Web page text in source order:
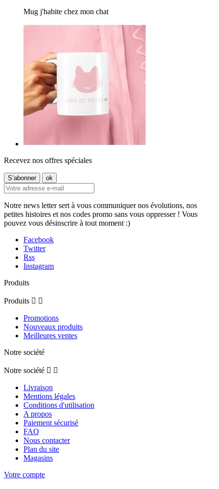
Mug j'habite chez mon chat
Recevez nos offres spéciales
Notre news letter sert à vous communiquer nos évolutions, nos
petites histoires et nos codes promo sans vous oppresser ! Vous
pouvez vous désinscrire à tout moment :)
Facebook
Twitter
Rss
Instagram
Produits
Produits  
Promotions
Nouveaux produits
Meilleures ventes
Notre société
Notre société  
Livraison
Mentions légales
Conditions d'utilisation
A propos
Paiement sécurisé
FAQ
Nous contacter
Plan du site
Magasins
Votre compte